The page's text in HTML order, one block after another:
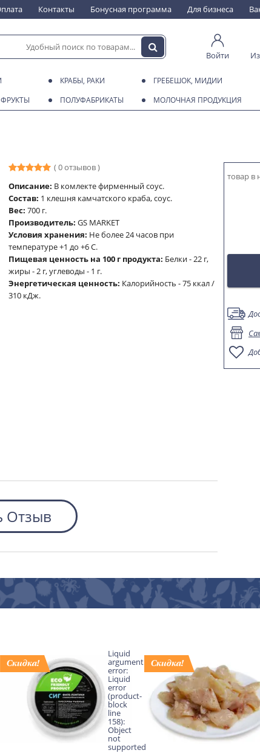
Контакты Бонусная программа Для бизнеса
Войти
КРАБЫ, РАКИ ГРЕБЕШОК, МИДИИ
ПОЛУФАБРИКАТЫ МОЛОЧНАЯ ПРОДУКЦИЯ
( 0 отзывов )
Описание: В комлекте фирменный соус.
Состав: 1 клешня камчатского краба, соус.
Вес: 700 г.
Производитель: GS MARKET
Условия хранения: Не более 24 часов при
температуре +1 до +6 С.
Пищевая ценность на 100 г продукта: Белки - 22 г,
жиры - 2 г, углеводы - 1 г.
Энергетическая ценность: Калорийность - 75 ккал /
310 кДж.
товар в
Отзыв
Liquid
argument
error:
Liquid
error
(product-
block
line
158):
Object
not
supported